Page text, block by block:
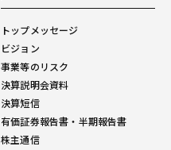
トップメッセージ
ビジョン
事業等のリスク
決算説明会資料
決算短信
有価証券報告書・半期報告書
株主通信